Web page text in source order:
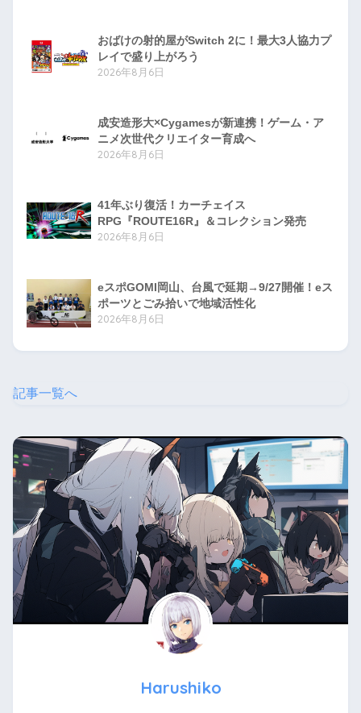
おばけの射的屋がSwitch 2に！最大3人協力プ
レイで盛り上がろう
2026年8月6日
成安造形大×Cygamesが新連携！ゲーム・ア
ニメ次世代クリエイター育成へ
2026年8月6日
41年ぶり復活！カーチェイス
RPG『ROUTE16R』＆コレクション発売
2026年8月6日
eスポGOMI岡山、台風で延期→9/27開催！eス
ポーツとごみ拾いで地域活性化
2026年8月6日
記事一覧へ
Harushiko